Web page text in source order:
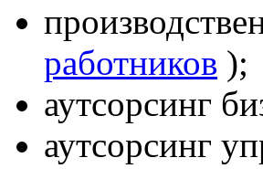
работников );
аутсорсинг
аутсорсинг